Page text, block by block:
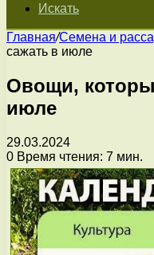
Искать
Главная/Семена и
сажать в июле
Овощи,
июле
29.03.2024
0 Время чтения: 7 мин.